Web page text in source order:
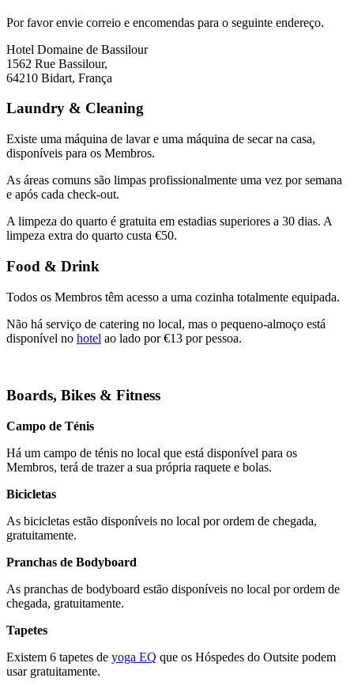
Por favor envie correio e encomendas para o seguinte endereço.
Hotel Domaine de Bassilour
1562 Rue Bassilour,
64210 Bidart, França
Laundry & Cleaning
Existe uma máquina de lavar e uma máquina de secar na casa,
disponíveis para os Membros.
As áreas comuns são limpas profissionalmente uma vez por semana
e após cada check-out.
A limpeza do quarto é gratuita em estadias superiores a 30 dias. A
limpeza extra do quarto custa €50.
Food & Drink
Todos os Membros têm acesso a uma cozinha totalmente equipada.
Não há serviço de catering no local, mas o pequeno-almoço está
disponível no hotel ao lado por €13 por pessoa.
Boards, Bikes & Fitness
Campo de Ténis
Há um campo de ténis no local que está disponível para os
Membros, terá de trazer a sua própria raquete e bolas.
Bicicletas
As bicicletas estão disponíveis no local por ordem de chegada,
gratuitamente.
Pranchas de Bodyboard
As pranchas de bodyboard estão disponíveis no local por ordem de
chegada, gratuitamente.
Tapetes
Existem 6 tapetes de yoga EQ que os Hóspedes do Outsite podem
usar gratuitamente.